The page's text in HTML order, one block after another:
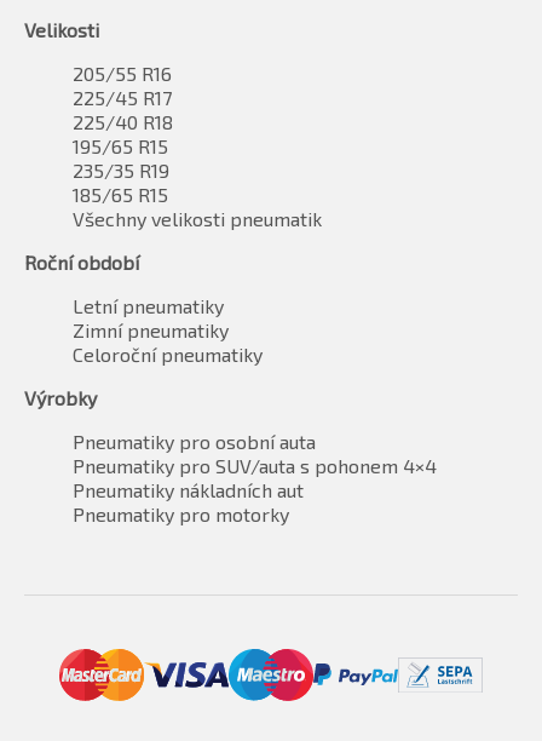
Velikosti
205/55 R16
225/45 R17
225/40 R18
195/65 R15
235/35 R19
185/65 R15
Všechny velikosti pneumatik
Roční období
Letní pneumatiky
Zimní pneumatiky
Celoroční pneumatiky
Výrobky
Pneumatiky pro osobní auta
Pneumatiky pro SUV/auta s pohonem 4×4
Pneumatiky nákladních aut
Pneumatiky pro motorky